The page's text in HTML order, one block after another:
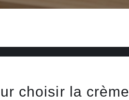
choisir la crème